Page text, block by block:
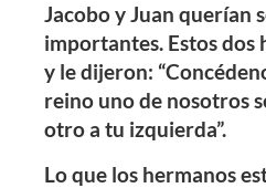
Jacobo y Juan querían
importantes. Estos dos
y le dijeron:
reino uno de nosotros
otro a tu izquierda”.
Lo que los hermanos